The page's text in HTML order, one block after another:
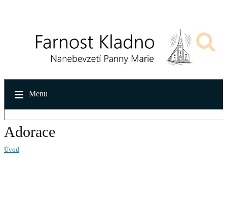
Menu
Adorace
Úvod